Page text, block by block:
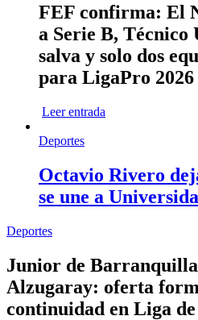
FEF confirma: El
a Serie B, Técnico
salva y solo dos
para LigaPro 2026
Leer entrada
Deportes
Octavio Rivero
se une a
Deportes
Junior de
Alzugaray: oferta
continuidad en Liga